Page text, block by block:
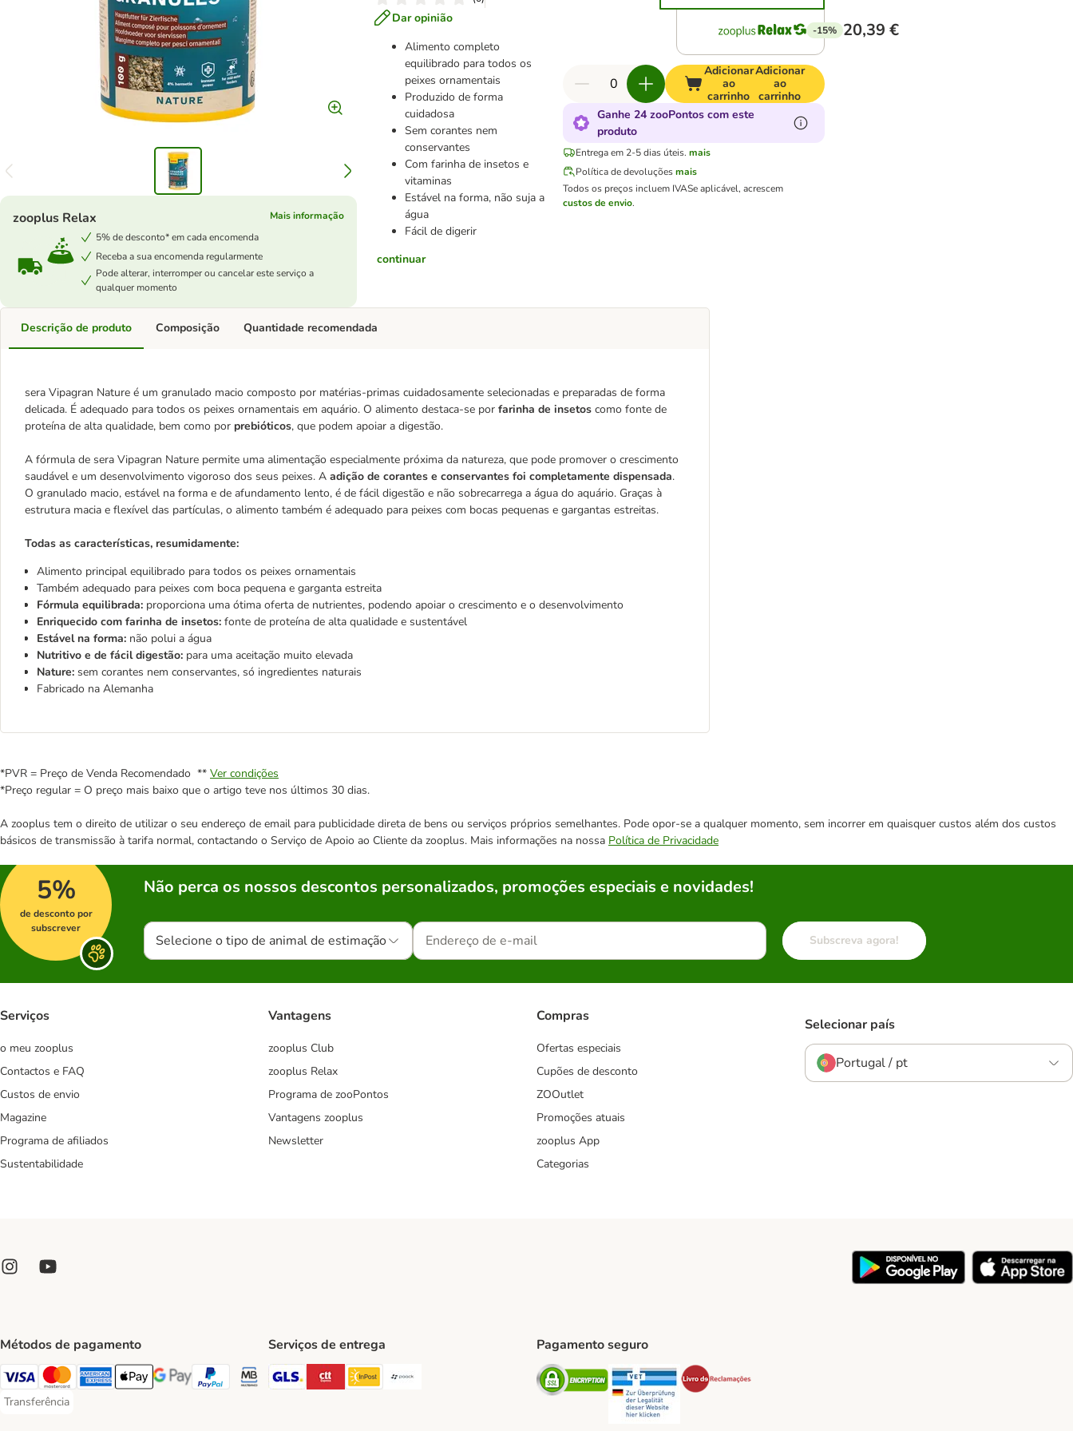
Dar opinião
Alimento completo
equilibrado para todos os
peixes ornamentais
Produzido de forma
cuidadosa
Sem corantes nem
conservantes
Com farinha de insetos e
vitaminas
Estável na forma, não suja a
água
Fácil de digerir
continuar
zooplus Relax
Mais informação
5% de desconto* em cada encomenda
Receba a sua encomenda regularmente
Pode alterar, interromper ou cancelar este serviço a
qualquer momento
-15% 20,39 €
Adicionar
ao
carrinho
Adicionar
ao
carrinho
Ganhe 24 zooPontos com este
produto
Entrega em 2-5 dias úteis. mais
Política de devoluções mais
Todos os preços incluem IVASe aplicável, acrescem
custos de envio.
Descrição de produto
sera Vipagran Nature é um granulado macio composto por matérias-primas cuidadosamente selecionadas e preparadas de forma
delicada. É adequado para todos os peixes ornamentais em aquário. O alimento destaca-se por farinha de insetos como fonte de
proteína de alta qualidade, bem como por prebióticos, que podem apoiar a digestão.
A fórmula de sera Vipagran Nature permite uma alimentação especialmente próxima da natureza, que pode promover o crescimento
saudável e um desenvolvimento vigoroso dos seus peixes. A adição de corantes e conservantes foi completamente dispensada.
O granulado macio, estável na forma e de afundamento lento, é de fácil digestão e não sobrecarrega a água do aquário. Graças à
estrutura macia e flexível das partículas, o alimento também é adequado para peixes com bocas pequenas e gargantas estreitas.
Todas as características, resumidamente:
Alimento principal equilibrado para todos os peixes ornamentais
Também adequado para peixes com boca pequena e garganta estreita
Fórmula equilibrada: proporciona uma ótima oferta de nutrientes, podendo apoiar o crescimento e o desenvolvimento
Enriquecido com farinha de insetos: fonte de proteína de alta qualidade e sustentável
Estável na forma: não polui a água
Nutritivo e de fácil digestão: para uma aceitação muito elevada
Nature: sem corantes nem conservantes, só ingredientes naturais
Fabricado na Alemanha
Composição Quantidade recomendada
*PVR = Preço de Venda Recomendado ** Ver condições
*Preço regular = O preço mais baixo que o artigo teve nos últimos 30 dias.
A zooplus tem o direito de utilizar o seu endereço de email para publicidade direta de bens ou serviços próprios semelhantes. Pode opor-se a qualquer momento, sem incorrer em quaisquer custos além dos custos
básicos de transmissão à tarifa normal, contactando o Serviço de Apoio ao Cliente da zooplus. Mais informações na nossa Política de Privacidade
5%
de desconto por
subscrever
Não perca os nossos descontos personalizados, promoções especiais e novidades!
Selecione o tipo de animal de estimação Subscreva agora!
Serviços
o meu zooplus
Contactos e FAQ
Custos de envio
Magazine
Programa de afiliados
Sustentabilidade
Vantagens
zooplus Club
zooplus Relax
Programa de zooPontos
Vantagens zooplus
Newsletter
Compras
Ofertas especiais
Cupões de desconto
ZOOutlet
Promoções atuais
zooplus App
Categorias
Selecionar país
Portugal / pt
Métodos de pagamento
Visa Payment Method
Mastercard Payment Method
American Express Payment Method
Apple Pay Payment Method
Google Pay Payment Method
PayPal Payment Method
Multibanco Payment Method
Transferência
Transferência Payment Method
Serviços de entrega
GLS Shipping Method
CTTExpress Shipping Method
InPost Shipping Method
Paack Shipping Method
Pagamento seguro
Security Security